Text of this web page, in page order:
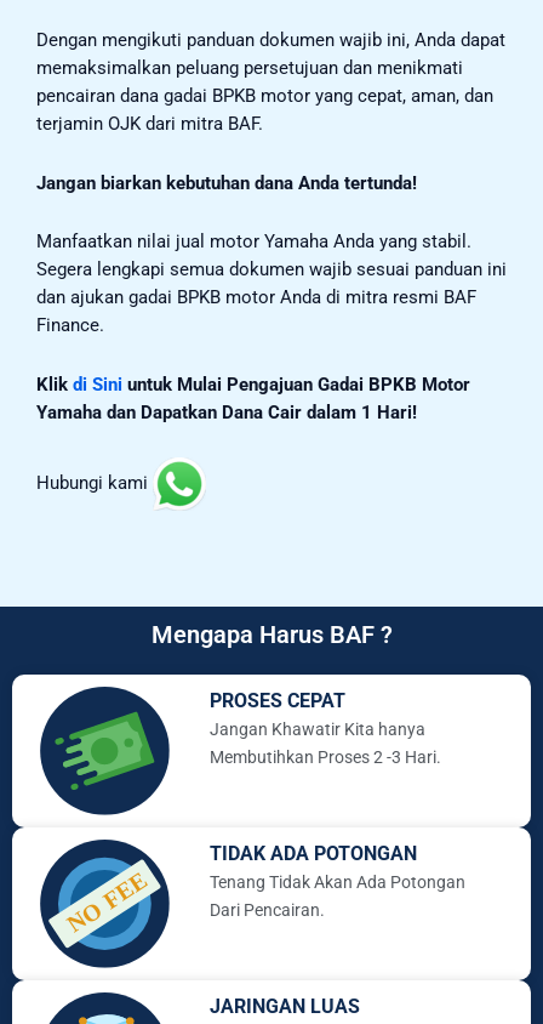
Dengan mengikuti panduan dokumen wajib ini, Anda dapat
memaksimalkan peluang persetujuan dan menikmati
pencairan dana gadai BPKB motor yang cepat, aman, dan
terjamin OJK dari mitra BAF.
Jangan biarkan kebutuhan dana Anda tertunda!
Manfaatkan nilai jual motor Yamaha Anda yang stabil.
Segera lengkapi semua dokumen wajib sesuai panduan ini
dan ajukan gadai BPKB motor Anda di mitra resmi BAF
Finance.
Klik di Sini untuk Mulai Pengajuan Gadai BPKB Motor
Yamaha dan Dapatkan Dana Cair dalam 1 Hari!
Hubungi kami
Mengapa Harus BAF ?
PROSES CEPAT
Jangan Khawatir Kita hanya
Membutihkan Proses 2 -3 Hari.
TIDAK ADA POTONGAN
Tenang Tidak Akan Ada Potongan
Dari Pencairan.
JARINGAN LUAS